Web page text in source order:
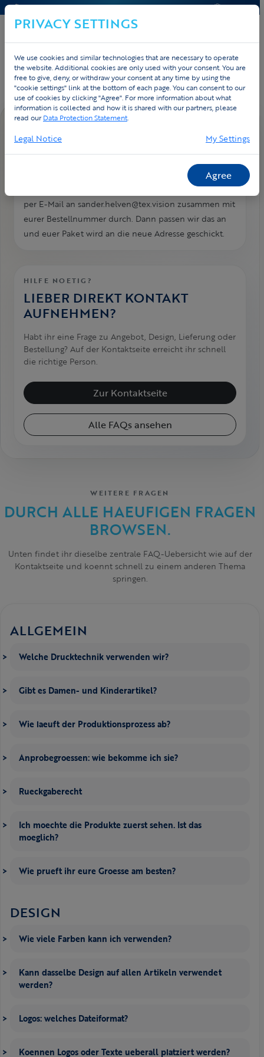
KONTAKT & HILFE ANGEBOT
Home Kontakt FAQ
Ich bin umgezogen. Kann ich
meine neue Adresse durchgeben?
Gebt uns eure neue Adresse so schnell wie moeglich
per E-Mail an sander.helven@tex.vision zusammen mit
eurer Bestellnummer durch. Dann passen wir das an
und euer Paket wird an die neue Adresse geschickt.
HILFE NOETIG?
LIEBER DIREKT KONTAKT
AUFNEHMEN?
Habt ihr eine Frage zu Angebot, Design, Lieferung oder
Bestellung? Auf der Kontaktseite erreicht ihr schnell
die richtige Person.
Zur Kontaktseite
Alle FAQs ansehen
WEITERE FRAGEN
DURCH ALLE HAEUFIGEN FRAGEN
BROWSEN.
Unten findet ihr dieselbe zentrale FAQ-Uebersicht wie auf der
Kontaktseite und koennt schnell zu einem anderen Thema
springen.
ALLGEMEIN
Welche Drucktechnik verwenden wir?
Gibt es Damen- und Kinderartikel?
Wie laeuft der Produktionsprozess ab?
Anprobegroessen: wie bekomme ich sie?
Rueckgaberecht
Ich moechte die Produkte zuerst sehen. Ist das
moeglich?
Wie prueft ihr eure Groesse am besten?
DESIGN
Wie viele Farben kann ich verwenden?
Kann dasselbe Design auf allen Artikeln verwendet
werden?
Logos: welches Dateiformat?
Koennen Logos oder Texte ueberall platziert werden?
PRIVACY SETTINGS
We use cookies and similar technologies that are necessary to operate
the website. Additional cookies are only used with your consent. You are
free to give, deny, or withdraw your consent at any time by using the
"cookie settings" link at the bottom of each page. You can consent to our
use of cookies by clicking "Agree". For more information about what
information is collected and how it is shared with our partners, please
read ourData Protection Statement.
Legal Notice My Settings
Agree